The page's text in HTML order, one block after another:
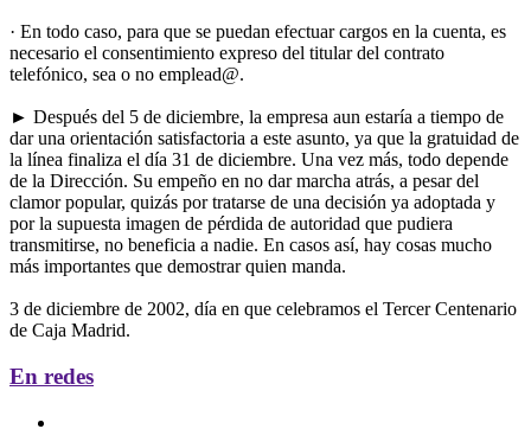
· En todo caso, para que se puedan efectuar cargos en la cuenta, es
necesario el consentimiento expreso del titular del contrato
telefónico, sea o no emplead@.
► Después del 5 de diciembre, la empresa aun estaría a tiempo de
dar una orientación satisfactoria a este asunto, ya que la gratuidad de
la línea finaliza el día 31 de diciembre. Una vez más, todo depende
de la Dirección. Su empeño en no dar marcha atrás, a pesar del
clamor popular, quizás por tratarse de una decisión ya adoptada y
por la supuesta imagen de pérdida de autoridad que pudiera
transmitirse, no beneficia a nadie. En casos así, hay cosas mucho
más importantes que demostrar quien manda.
3 de diciembre de 2002, día en que celebramos el Tercer Centenario
de Caja Madrid.
En redes